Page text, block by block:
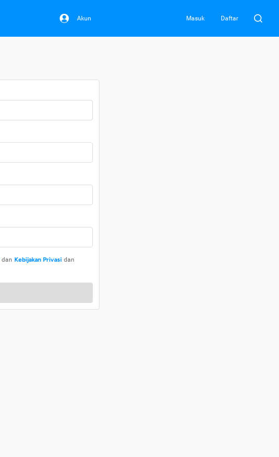
Akun Masuk Daftar
dan Kebijakan Privasi dan